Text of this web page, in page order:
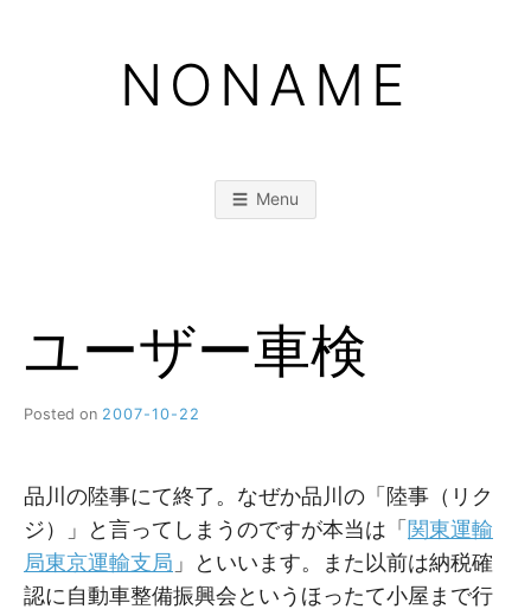
NONAME
Menu
ユーザー車検
Posted on 2007-10-22
M
品川の陸事にて終了。なぜか品川の「陸事（リク
ジ）」と言ってしまうのですが本当は「関東運輸
局東京運輸支局 」といいます。また以前は納税確
認に自動車整備振興会というほったて小屋まで行